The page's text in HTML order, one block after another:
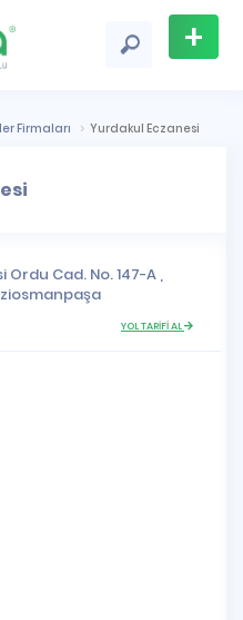
+
Ekle
Firmaları Yurdakul Eczanesi
Ordu Cad. No. 147-A ,
YOL TARİFİ AL